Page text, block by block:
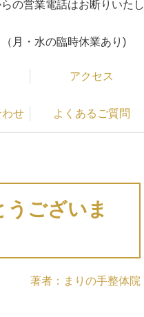
の営業電話はお断りいたし
（月・水の臨時休業あり)
アクセス
せ よくあるご質問
ございま
著者：まりの手整体院